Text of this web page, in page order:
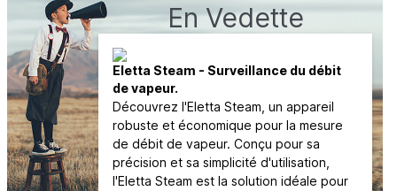
En Vedette
Eletta Steam - Surveillance du débit
de vapeur.
Découvrez l'Eletta Steam, un appareil
robuste et économique pour la mesure
de débit de vapeur. Conçu pour sa
précision et sa simplicité d'utilisation,
l'Eletta Steam est la solution idéale pour